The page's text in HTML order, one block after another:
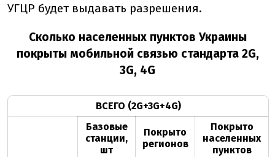
УГЦР будет выдавать разрешения.
Сколько населенных пунктов Украины
покрыты мобильной связью стандарта 2G,
3G, 4G
ВСЕГО (2G+3G+4G)
Базовые
станции,
шт
Покрыто
регионов
Покрыто
населенных
пунктов